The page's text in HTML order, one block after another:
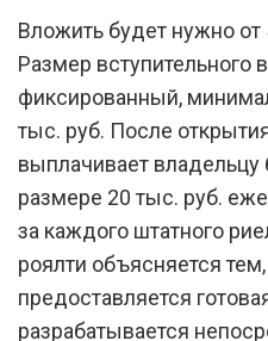
Вложить будет нужно
Размер вступительного
фиксированный,
тыс. руб. После
выплачивает владельцу
размере 20 тыс. руб.
за каждого штатного
роялти объясняется
предоставляется
разрабатывается